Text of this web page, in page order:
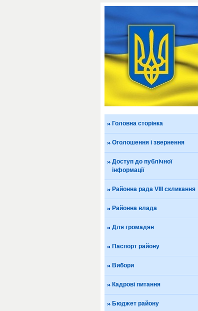
Головна сторінка
Оголошення і звернення
Доступ до публічної
інформації
Районна рада VIII скликання
Районна влада
Для громадян
Паспорт району
Вибори
Кадрові питання
Бюджет району